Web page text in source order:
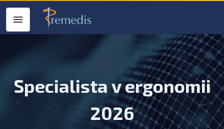
Specialista v ergonomii
2026